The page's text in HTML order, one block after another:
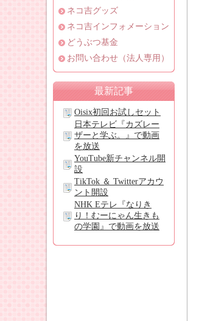
ネコ吉グッズ
ネコ吉インフォメーション
どうぶつ基金
お問い合わせ（法人専用）
最新記事
Oisix初回お試しセット
日本テレビ『カズレー
ザーと学ぶ。』で動画
を放送
YouTube新チャンネル開
設
TikTok ＆ Twitterアカウ
ント開設
NHK Eテレ『なりき
り！むーにゃん生きも
の学園』で動画を放送